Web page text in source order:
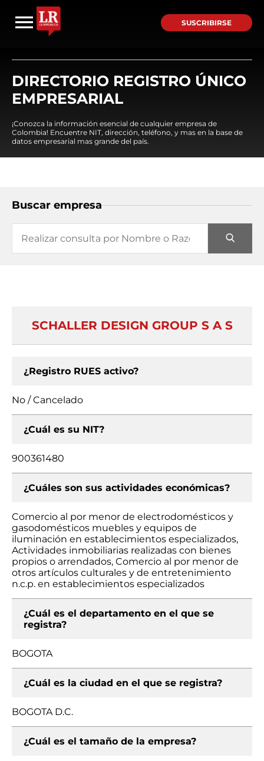
SUSCRIBIRSE
DIRECTORIO REGISTRO ÚNICO
EMPRESARIAL
¡Conozca la información esencial de cualquier empresa de
Colombia! Encuentre NIT, dirección, teléfono, y mas en la base de
datos empresarial mas grande del país.
Buscar empresa
SCHALLER DESIGN GROUP S A S
¿Registro RUES activo?
No / Cancelado
¿Cuál es su NIT?
900361480
¿Cuáles son sus actividades económicas?
Comercio al por menor de electrodomésticos y
gasodomésticos muebles y equipos de
iluminación en establecimientos especializados,
Actividades inmobiliarias realizadas con bienes
propios o arrendados, Comercio al por menor de
otros artículos culturales y de entretenimiento
n.c.p. en establecimientos especializados
¿Cuál es el departamento en el que se
registra?
BOGOTA
¿Cuál es la ciudad en el que se registra?
BOGOTA D.C.
¿Cuál es el tamaño de la empresa?